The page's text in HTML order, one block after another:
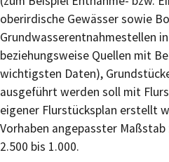
oberirdische Gewässer sowie
Grundwasserentnahmestellen
beziehungsweise Quellen mit
wichtigsten Daten),
ausgeführt werden soll mit
eigener Flurstücksplan erstellt
Vorhaben angepasster
2.500 bis 1.000.